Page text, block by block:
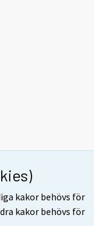
kakor behövs för
kakor behövs för